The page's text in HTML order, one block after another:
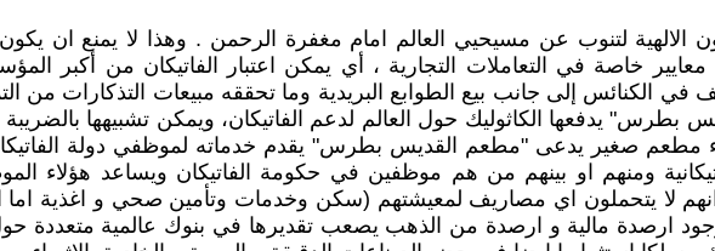
الالهية لتنوب عن مسيحيي العالم امام مغفرة الرحمن . وهذا لا يمنع ان
خاصة في التعاملات التجارية ، أي يمكن اعتبار الفاتيكان من أكبر
الكنائس إلى جانب بيع الطوابع البريدية وما تحققه مبيعات التذكارات من
يدفعها الكاثوليك حول العالم لدعم الفاتيكان، ويمكن تشبيهها
مطعم صغير يدعى "مطعم القديس بطرس" يقدم خدماته لموظفي دولة
ومنهم او بينهم من هم موظفين في حكومة الفاتيكان ويساعد هؤلاء
لا يتحملون اي مصاريف لمعيشتهم (سكن وخدمات وتأمين صحي و اغذية اما
ارصدة مالية و ارصدة من الذهب يصعب تقديرها في بنوك عالمية متعددة حول